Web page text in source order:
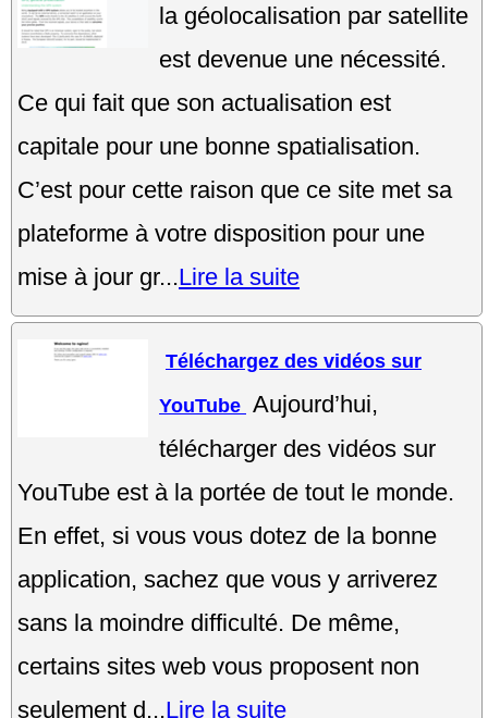
la géolocalisation par satellite
est devenue une nécessité.
Ce qui fait que son actualisation est
capitale pour une bonne spatialisation.
C’est pour cette raison que ce site met sa
plateforme à votre disposition pour une
mise à jour gr...Lire la suite
Téléchargez des vidéos sur
YouTube Aujourd’hui,
télécharger des vidéos sur
YouTube est à la portée de tout le monde.
En effet, si vous vous dotez de la bonne
application, sachez que vous y arriverez
sans la moindre difficulté. De même,
certains sites web vous proposent non
seulement d...Lire la suite